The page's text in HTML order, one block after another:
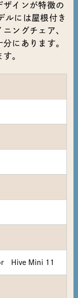
ザインが特徴の
ルには屋根付き
ングチェア、
にあります。
。
Hive Mini 11